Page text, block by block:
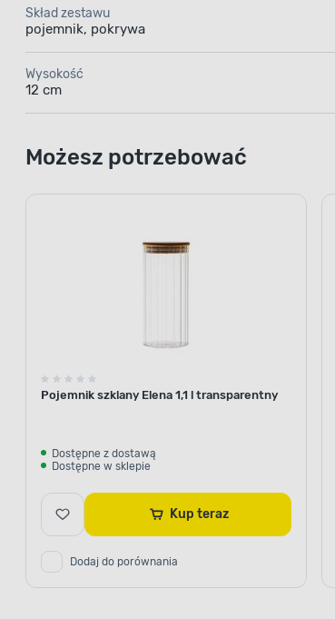
Skład zestawu
pojemnik, pokrywa
Wysokość
12 cm
Możesz potrzebować
Pojemnik szklany Elena 1,1 l transparentny
Dostępne z dostawą
Dostępne w sklepie
Kup teraz
Dodaj do porównania